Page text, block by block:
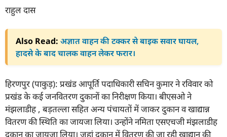
राहुल दास
Also Read: अज्ञात वाहन की टक्कर से बाइक सवार घायल,
हादसे के बाद चालक वाहन लेकर फरार।
हिरणपुर (पाकुड़): प्रखंड आपूर्ति पदाधिकारी सचिन कुमार ने रविवार को
प्रखंड के कई जनवितरण दुकानों का निरीक्षण किया। बीएसओ ने
मंझलाडीह , बड़तल्ला सहित अन्य पंचायतों में जाकर दुकान व खाद्यान्न
वितरण की स्थिति का जायजा लिया। उन्होंने नमिता एसएचजी मंझलाडीह
दुकान का जायजा लिया। जहां दुकान में वितरण की जा रही खाद्यान की